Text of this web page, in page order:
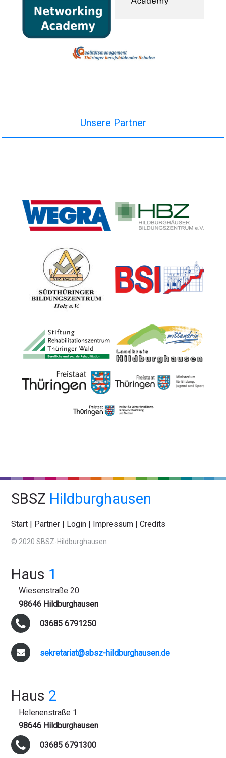
Unsere Partner
SBSZ Hildburghausen
Start Partner Login Impressum |Credits
© 2020 SBSZ-Hildburghausen
Haus 1
Wiesenstraße 20
98646 Hildburghausen
03685 6791250
sekretariat@sbsz-hildburghausen.de
Haus 2
Helenenstraße 1
98646 Hildburghausen
03685 6791300